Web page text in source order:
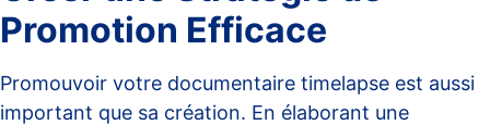
Promotion Efficace
Promouvoir votre documentaire timelapse est aussi
important que sa création. En élaborant une